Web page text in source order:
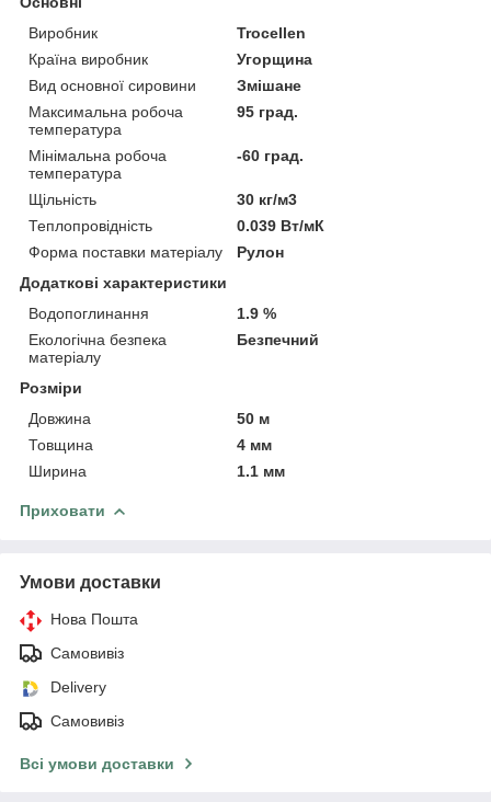
Виробник
Trocellen
Країна виробник
Угорщина
Вид основної сировини
Змішане
Максимальна робоча
температура
95 град.
Мінімальна робоча
температура
-60 град.
Щільність
30 кг/м3
Теплопровідність
0.039 Вт/мК
Форма поставки матеріалу
Рулон
Додаткові характеристики
Водопоглинання
1.9 %
Екологічна безпека
матеріалу
Безпечний
Розміри
Довжина
50 м
Товщина
4 мм
Ширина
1.1 мм
Приховати
Умови доставки
Нова Пошта
Самовивіз
Delivery
Самовивіз
Всі умови доставки